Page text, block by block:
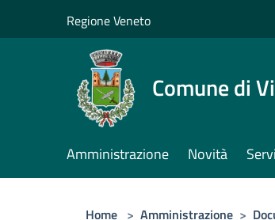
Regione Veneto
Comune di
Amministrazione Novità
Home > Amministrazione >